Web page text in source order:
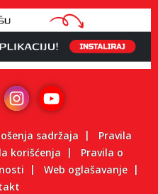
sadržaja
Pravila
korišćenja
Pravila o
Web oglašavanje